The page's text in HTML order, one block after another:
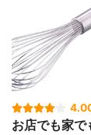
お店でも家で